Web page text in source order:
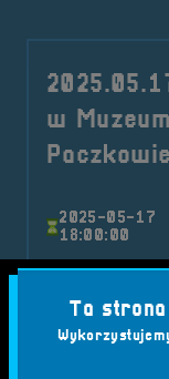
w
Paczkowie
2025-05-17
18:00:00
Gazownictwa
Muzeów
Ta